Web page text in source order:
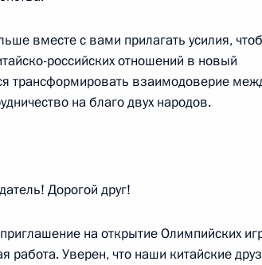
общественной организации
вместе с вами прилагать усилия,
российских отношений в новый
трансформировать взаимодоверие
на благо двух народов.
Дорогой друг!
на открытие Олимпийских
работа. Уверен, что наши китайские